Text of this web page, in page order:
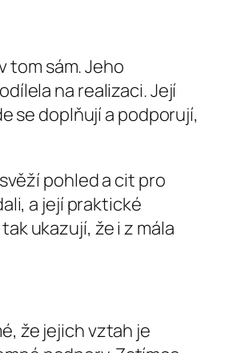
tom sám. Jeho
na realizaci. Její
se doplňují a podporují,
pohled a cit pro
a její praktické
ukazují, že i z mála
že jejich vztah je